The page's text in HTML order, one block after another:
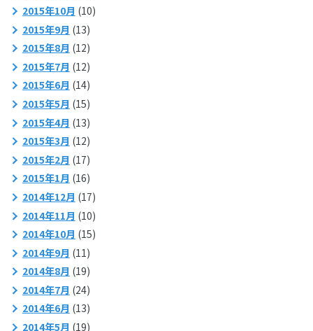
2015年10月 (10)
2015年9月 (13)
2015年8月 (12)
2015年7月 (12)
2015年6月 (14)
2015年5月 (15)
2015年4月 (13)
2015年3月 (12)
2015年2月 (17)
2015年1月 (16)
2014年12月 (17)
2014年11月 (10)
2014年10月 (15)
2014年9月 (11)
2014年8月 (19)
2014年7月 (24)
2014年6月 (13)
2014年5月 (19)